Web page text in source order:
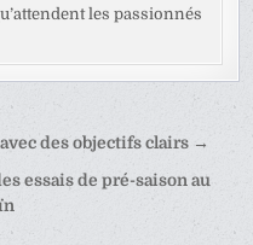
les passionnés
des objectifs clairs →
essais de pré-saison au